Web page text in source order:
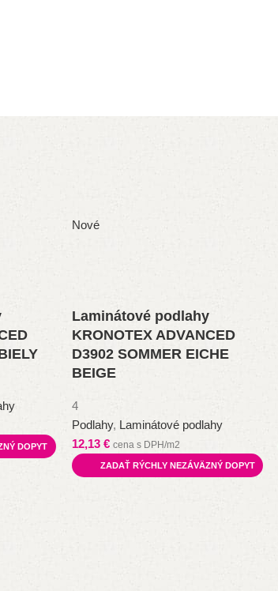
DOPYT
Nové
Laminátové podlahy
KRONOTEX ADVANCED
D3902 SOMMER EICHE
BEIGE
4
Podlahy, Laminátové podlahy
12,13 € cena s DPH/m2
ZADAŤ RÝCHLY NEZÁVÄZNÝ DOPYT